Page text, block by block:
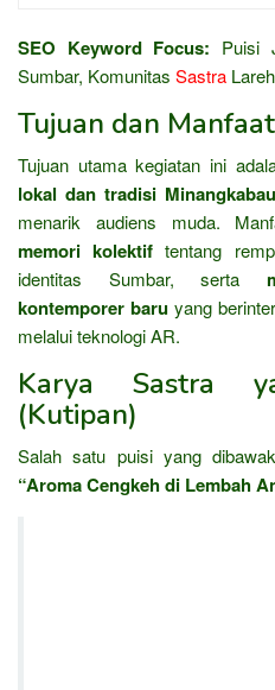
SEO Keyword Focus: Puisi
Sumbar, Komunitas Sastra
Tujuan dan
Tujuan utama kegiatan ini
lokal dan tradisi
menarik audiens muda.
memori kolektif tentang
identitas Sumbar, serta
kontemporer baru yang
melalui teknologi AR.
Karya Sastra
(Kutipan)
Salah satu puisi yang
“Aroma Cengkeh di Lembah